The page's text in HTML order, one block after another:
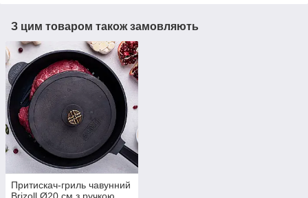
З цим товаром також замовляють
Притискач-гриль чавунний
Brizoll Ø20 см з ручкою